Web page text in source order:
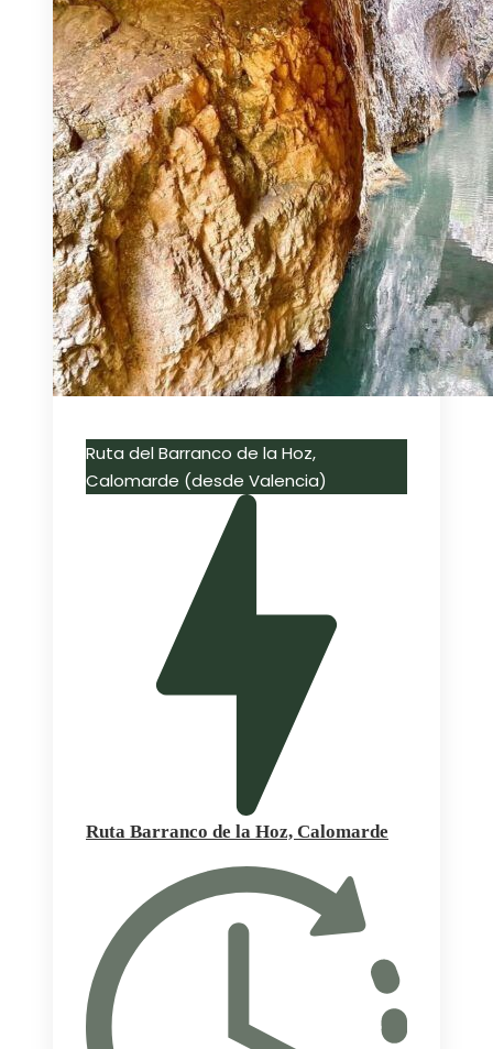
Ruta del Barranco de la Hoz,
Calomarde (desde Valencia)
Ruta Barranco de la Hoz, Calomarde